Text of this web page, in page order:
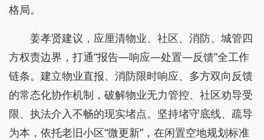
格局。
姜孝贤建议，应厘清物业、社区、消防、城管四
方权责边界，打通“报告—响应—处置—反馈”全工作
链条。建立物业直报、消防限时响应、多方双向反馈
的常态化协作机制，破解物业无力管控、社区劝导受
限、执法介入不畅的现实堵点。坚持堵守底线、疏导
为本，依托老旧小区“微更新”，在闲置空地规划标准